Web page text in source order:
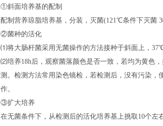
①斜面培养基的配制
配制营养琼脂培养基，分装，灭菌(121℃条件下灭菌
②菌种的活化
⑴将大肠杆菌采用无菌操作的方法接种于斜面上，
⑵培养18h后，观察菌落颜色是否一致，若均为黄色
测。检测方法常用染色镜检，若检测后，没有污染
作。
③扩大培养
在无菌条件下，从检测后的活化培养基上挑取10个